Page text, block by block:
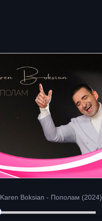
Karen Boksian - Пополам (2024)